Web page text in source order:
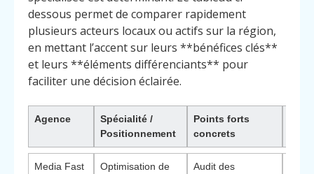
dessous permet de comparer rapidement
plusieurs acteurs locaux ou actifs sur la région,
en mettant l’accent sur leurs **bénéfices clés**
et leurs **éléments différenciants** pour
faciliter une décision éclairée.
Agence
Spécialité /
Positionnement
Points forts
concrets
Media Fast
Optimisation de
Audit des